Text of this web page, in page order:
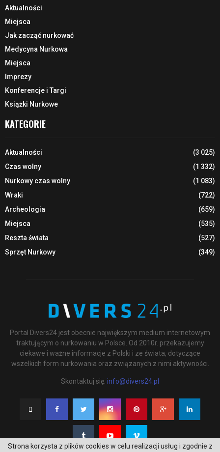
Aktualności
Miejsca
Jak zacząć nurkować
Medycyna Nurkowa
Miejsca
Imprezy
Konferencje i Targi
Książki Nurkowe
KATEGORIE
Aktualności
(3 025)
Czas wolny
(1 332)
Nurkowy czas wolny
(1 083)
Wraki
(722)
Archeologia
(659)
Miejsca
(535)
Reszta świata
(527)
Sprzęt Nurkowy
(349)
Portal Divers24 jest obecnie największym medium internetowym
traktującym o nurkowaniu w Polsce. Od 2010r. przekazujemy
ciekawe i ważne informacje z Polski i ze świata, dotyczące
wszelkich form nurkowania oraz związanych z nimi aktywności.
Skontaktuj się: info@divers24.pl
Strona korzysta z plików cookies w celu realizacji usług i zgodnie z